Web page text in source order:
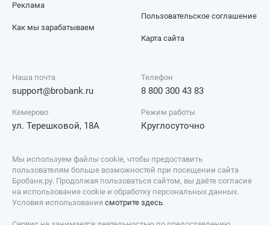
Реклама
Как мы зарабатываем
Пользовательское соглашение
Карта сайта
Наша почта
support@brobank.ru
Телефон
8 800 300 43 83
Кемерово
ул. Терешковой, 18А
Режим работы
Круглосуточно
Мы используем файлы cookie, чтобы предоставить
пользователям больше возможностей при посещении сайта
Бробанк.ру. Продолжая пользоваться сайтом, вы даёте согласие
на использование cookie и обработку персональных данных.
Условия использования смотрите здесь.